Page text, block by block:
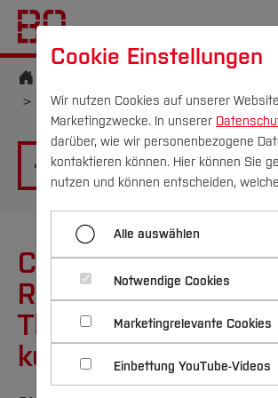
Campus Personen DE|EN
Studium
Studienangebote
Bachelorstudiengänge
Masterstudiengänge
Schwerpunkte
Vor dem Studium
Bewerben & Einschreiben
Bewerbungsportal
Im Studium
Studienbüros und Prüfungen
Nach dem Studium
Forschung & Transfer
Profil
Forschungs- und Transferprofil
Beratung & Förderung
Nachhaltigkeit
Nachhaltigkeit studieren
International
Hochschulkommunikation
Menü aufklappen
Übersicht
2025
2024
2023
2022
Chronische
Rückenschmerzen:
Therapien helfen –
kurzfristig
Cookie Einstellungen
Wir nutzen Cookies auf unserer
Marketingzwecke. In unserer
darüber, wie wir personenbezogene
kontaktieren können. Hier können Sie
nutzen und können entscheiden,
Alle auswählen
Notwendige Cookies
Marketingrelevante Cookies
Einbettung YouTube-Videos